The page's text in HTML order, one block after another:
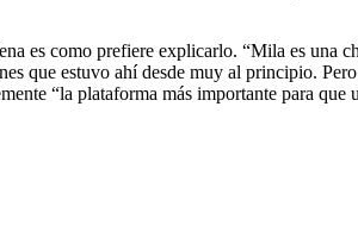
es como prefiere explicarlo. “Mila es una
que estuvo ahí desde muy al principio.
“la plataforma más importante para